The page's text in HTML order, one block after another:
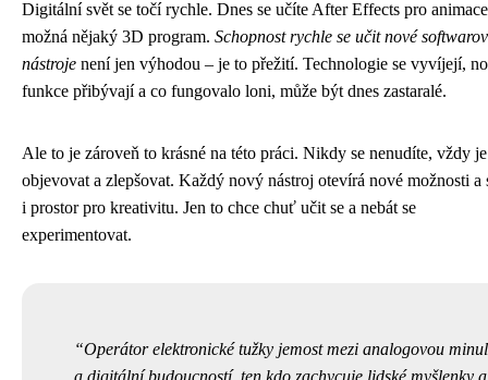
Digitální svět se točí rychle. Dnes se učíte After Effects pro
možná nějaký 3D program. Schopnost rychle se učit nové
nástroje není jen výhodou – je to přežití. Technologie se vyvíjejí,
funkce přibývají a co fungovalo loni, může být dnes zastaralé.
Ale to je zároveň to krásné na této práci. Nikdy se nenudíte, vždy
objevovat a zlepšovat. Každý nový nástroj otevírá nové možnosti a
i prostor pro kreativitu. Jen to chce chuť učit se a nebát se
experimentovat.
Operátor elektronické tužky jemost mezi analogovou
a digitální budoucností, ten kdo zachycuje lidské myšlenky a